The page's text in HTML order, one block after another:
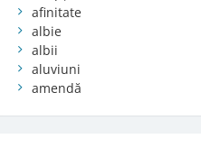
afinitate
albie
albii
aluviuni
amendă